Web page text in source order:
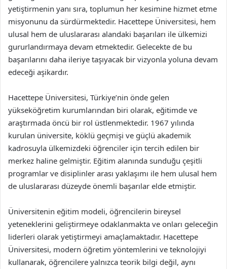
yetiştirmenin yanı sıra, toplumun her kesimine hizmet etme
misyonunu da sürdürmektedir. Hacettepe Üniversitesi, hem
ulusal hem de uluslararası alandaki başarıları ile ülkemizi
gururlandırmaya devam etmektedir. Gelecekte de bu
başarılarını daha ileriye taşıyacak bir vizyonla yoluna devam
edeceği aşikardır.
Hacettepe Üniversitesi, Türkiye’nin önde gelen
yükseköğretim kurumlarından biri olarak, eğitimde ve
araştırmada öncü bir rol üstlenmektedir. 1967 yılında
kurulan üniversite, köklü geçmişi ve güçlü akademik
kadrosuyla ülkemizdeki öğrenciler için tercih edilen bir
merkez haline gelmiştir. Eğitim alanında sunduğu çeşitli
programlar ve disiplinler arası yaklaşımı ile hem ulusal hem
de uluslararası düzeyde önemli başarılar elde etmiştir.
Üniversitenin eğitim modeli, öğrencilerin bireysel
yeteneklerini geliştirmeye odaklanmakta ve onları geleceğin
liderleri olarak yetiştirmeyi amaçlamaktadır. Hacettepe
Üniversitesi, modern öğretim yöntemlerini ve teknolojiyi
kullanarak, öğrencilere yalnızca teorik bilgi değil, aynı